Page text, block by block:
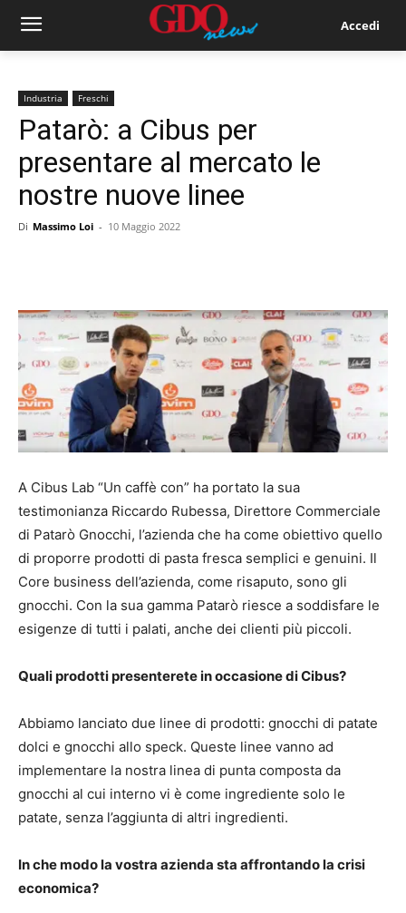
Accedi
Industria Freschi
Patarò: a Cibus per
presentare al mercato le
nostre nuove linee
Di Massimo Loi - 10 Maggio 2022
A Cibus Lab “Un caffè con” ha portato la sua
testimonianza Riccardo Rubessa, Direttore Commerciale
di Patarò Gnocchi, l’azienda che ha come obiettivo quello
di proporre prodotti di pasta fresca semplici e genuini. Il
Core business dell’azienda, come risaputo, sono gli
gnocchi. Con la sua gamma Patarò riesce a soddisfare le
esigenze di tutti i palati, anche dei clienti più piccoli.
Quali prodotti presenterete in occasione di Cibus?
Abbiamo lanciato due linee di prodotti: gnocchi di patate
dolci e gnocchi allo speck. Queste linee vanno ad
implementare la nostra linea di punta composta da
gnocchi al cui interno vi è come ingrediente solo le
patate, senza l’aggiunta di altri ingredienti.
In che modo la vostra azienda sta affrontando la crisi
economica?